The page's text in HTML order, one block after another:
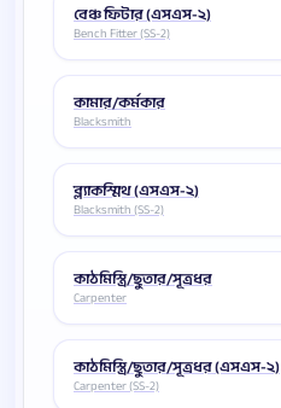
বেঞ্চ ফিটার (এসএস-২)
Bench Fitter (SS-2)
কামার/কর্মকার
Blacksmith
ব্ল্যাকস্মিথ (এসএস-২)
Blacksmith (SS-2)
কাঠমিস্ত্রি/ছুতার/সূত্রধর
Carpenter
কাঠমিস্ত্রি/ছুতার/সূত্রধর (এসএস-২)
Carpenter (SS-2)